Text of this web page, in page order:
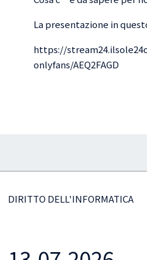
La presentazione in
https://
onlyfans/AEQ2FAGD
DIRITTO PENALE